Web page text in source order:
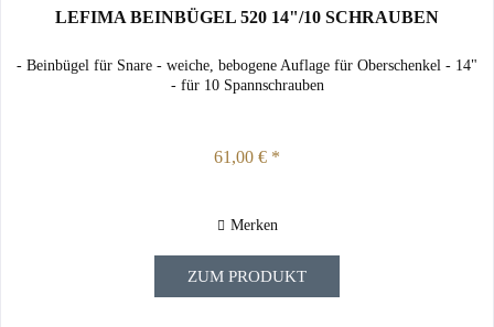
LEFIMA BEINBÜGEL 520 14"/10 SCHRAUBEN
- Beinbügel für Snare - weiche, bebogene Auflage für Oberschenkel - 14"
- für 10 Spannschrauben
61,00 € *
Merken
ZUM PRODUKT